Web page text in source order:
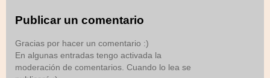
Publicar un comentario
Gracias por hacer un comentario :)
En algunas entradas tengo activada la
moderación de comentarios. Cuando lo lea se